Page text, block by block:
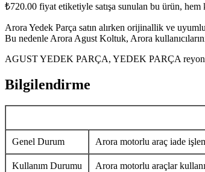
₺720.00 fiyat etiketiyle satışa sunulan bu ürün, hem
Arora Yedek Parça satın alırken orijinallik ve
Bu nedenle Arora Agust Koltuk, Arora
AGUST YEDEK PARÇA, YEDEK PARÇA
Bilgilendirme
Genel Durum Arora motorlu araç iade
Kullanım Durumu Arora motorlu araçlar